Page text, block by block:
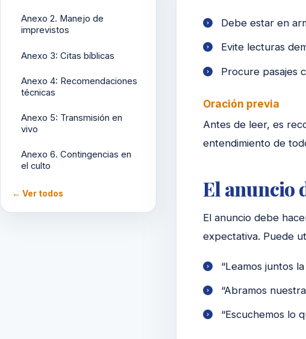
Anexo 2. Manejo de
imprevistos
Anexo 3: Citas bíblicas
Anexo 4: Recomendaciones
técnicas
Anexo 5: Transmisión en
vivo
Anexo 6. Contingencias en
el culto
← Ver todos
Debe estar en
Evite lecturas
Procure pasajes
Oración previa
Antes de leer, es
entendimiento de
El anuncio
El anuncio debe
expectativa. Puede
“Leamos juntos
“Abramos
“Escuchemos lo